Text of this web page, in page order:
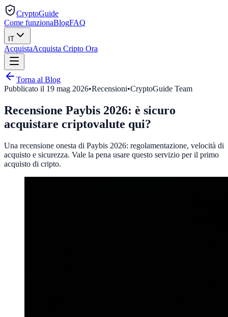
CryptoGuide
Come funzionaBlogFAQ
IT
AcquistaAcquista Cripto Ora
Torna al Blog
Pubblicato il 19 mag 2026•Recensioni•CryptoGuide Team
Recensione Paybis 2026: è sicuro
acquistare criptovalute qui?
Una recensione onesta di Paybis 2026: regolamentazione, velocità di
acquisto e sicurezza. Vale la pena usare questo servizio per il primo
acquisto di cripto.